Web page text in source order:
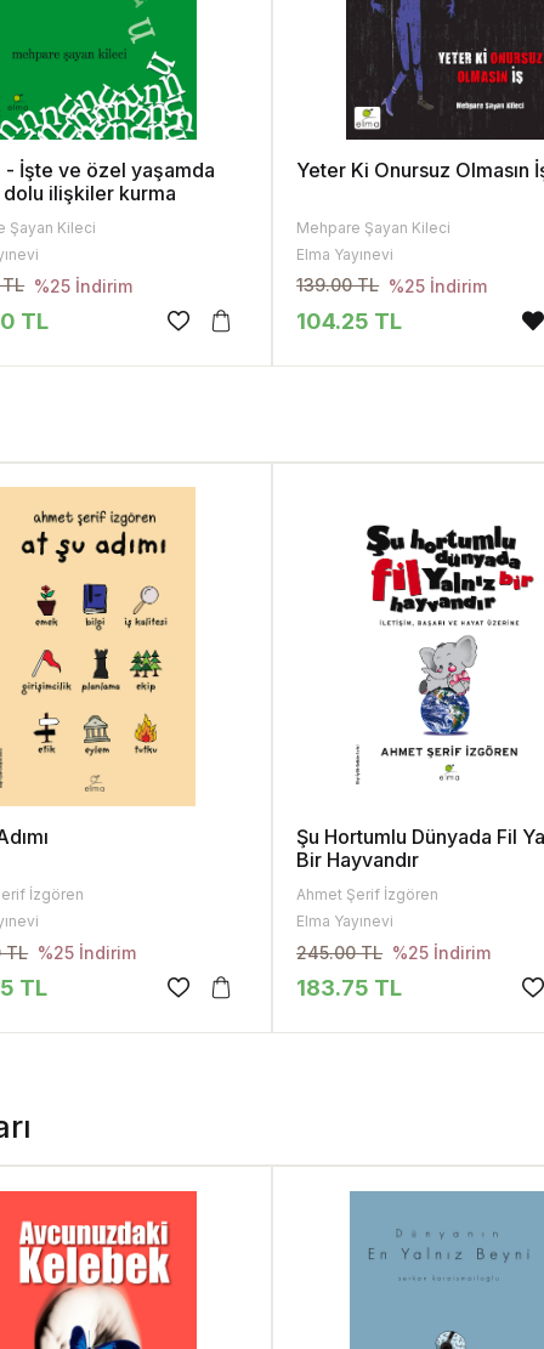
- İşte ve özel yaşamda
ilişkiler kurma
Şayan Kileci
%25 İndirim
TL
Yeter Ki Onursuz Olmasın
Mehpare Şayan Kileci
Elma Yayınevi
139.00 TL %25 İndirim
104.25 TL
İzgören
TL %25 İndirim
TL
Şu Hortumlu Dünyada Fil
Bir Hayvandır
Ahmet Şerif İzgören
Elma Yayınevi
245.00 TL %25 İndirim
183.75 TL